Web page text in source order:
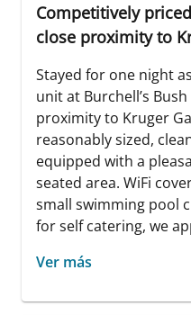
Competitively
close proximity to
Stayed for one night
unit at Burchell’s
proximity to Kruger
reasonably sized,
equipped with a
seated area. WiFi
small swimming pool
for self catering, we
Ver más